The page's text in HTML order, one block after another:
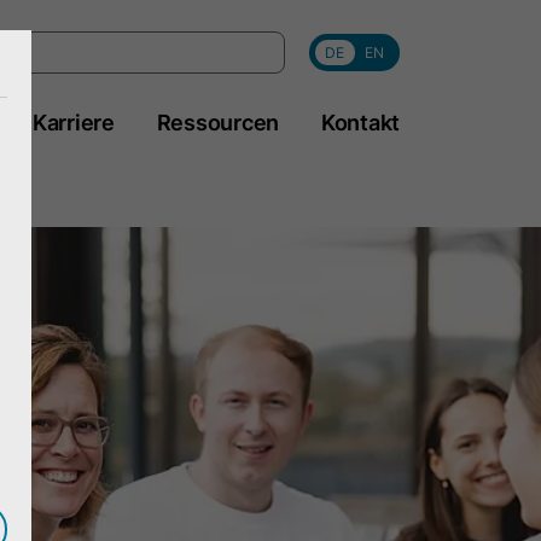
DE EN
Karriere Ressourcen Kontakt